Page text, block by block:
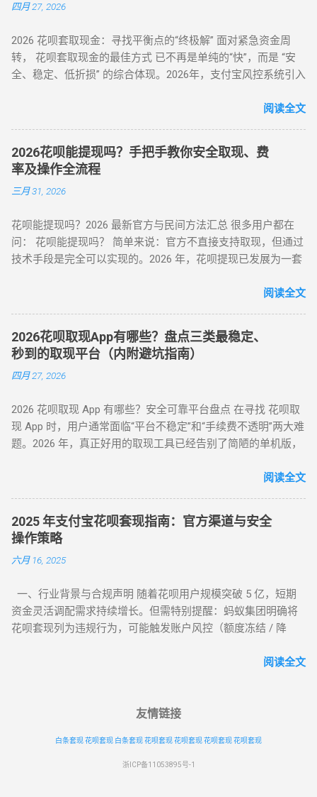
间间隔 ：两次操作间隔≥72 小时，模拟真实消费周期 场景多元
化 ：交替使用扫码支付、生活缴费、电商购...
制） 路径：微信→钱包→分付→还款→使用分付额度还款 限
易（主流方法） 选择支持分付的电商平台（如美团、苏宁易
购） 购买电子礼品卡/话费充值（建议≤2000元/笔） 联系回收
商变现，手续费8%-15% 线下商家合作：扫码套现（需深度信
四月 27, 2026
2026 花呗套取现金：寻找平衡点的“终极解” 面对紧急资金周
转， 花呗套取现金的最佳方式 已不再是单纯的“快”，而是 “安
全、稳定、低折损” 的综合体现。2026年，支付宝风控系统引入
足之地。经过行业深度评测，目前的最佳方式被定义为基于真
服务费率为 6.5% - 8.8% 。 行业首选 抗风控权重最高 24H 实时
响应 很多用户由于信息不对称，往往在“追求低费率”和“确保安
全性”之间左右为难。本文将从职业周转人的视角，为您全方位
拆解目前市面上所有主流方式的底层逻辑，帮您选出当下的“最
一目了然，我们选取了目前存活率最高的四种模式进行深度横
评： 评估维度 模式 A：H5协议秒到 模式 B：天猫实物中转 模
式 C：线下蓝标扫码 模式 D：虚拟卡券回购 资金到账 秒到余额
阅读全文
2026花呗能提现吗？手把手教你安全取现、费
率及操作全流程
三月 31, 2026
花呗能提现吗？2026 最新官方与民间方法汇总 很多用户都在
问： 花呗能提现吗？ 简单来说：官方不直接支持取现，但通过
技术手段是完全可以实现的。2026 年，花呗提现已发展为一套
店铺回购或闲鱼平台交易，将花呗额度秒变余额。目前的合理
官方定位是“先消费、后还款”，但当面临紧急资金缺口时，提现
成为了很多人的首选。那么，具体怎么操作才最稳妥？ 一、 花
呗提现的三种常见操作方式 操作模式 到账时效 优点 缺点 扫码
直取模式 秒到 速度最快，适合急用 对账号权重有一定要求 电
卡券回购模式 2-4 小时 中间状态，较稳定 折损相对较高 二、
2026 花呗提现的必备条件 想要成功提现，您的账号需要满足以
下基本条件： 功能正常： 花呗未被冻结，且尚有可用额度。
阅读全文
2026花呗取现App有哪些？盘点三类最稳定、
秒到的取现平台（内附避坑指南）
四月 27, 2026
2026 花呗取现 App 有哪些？安全可靠平台盘点 在寻找 花呗取
现 App 时，用户通常面临“平台不稳定”和“手续费不透明”两大难
题。2026 年，真正好用的取现工具已经告别了简陋的单机版，
动回款系统、电商中转 App 以及专业卡券回收平台。平均费率
下载了不明来源的 App 后发现无法使用，甚至面临信息泄露风
险。本文将为您详细梳理 2026 年依然活跃且稳定的三类取现工
具模式。 一、 2026 主流花呗取现 App 模式分类 App 模式 核心
代表 到账速度 风控抗性 H5 智能解析 XX 支付、XX 回款系统 秒
天 ⭐⭐⭐⭐⭐ 话费/卡券回收 XX 充值、权益回收平台 1 - 3 小时
⭐⭐⭐ 二、 深度解析：哪些 App 值得信任？ 1. H5 自动回款平台
推荐 这类平台无需通过应用市场下载，通常以 H5 网页形式存
阅读全文
2025 年支付宝花呗套现指南：官方渠道与安全
操作策略
六月 16, 2025
一、行业背景与合规声明 随着花呗用户规模突破 5 亿，短期
资金灵活调配需求持续增长。但需特别提醒：蚂蚁集团明确将
花呗套现列为违规行为，可能触发账户风控（额度冻结 / 降
可的额度使用场景及低风险操作方案，助力用户理性管理信用
推荐） 安全指数 ：★★★★★（支付宝生态内闭环操作） 操
保值品类）； 下单后 24 小时内联系商家协商 “7 天无理由退货”
（需未拆封）； 退款资金按原路径返回花呗账户，实际实现额
阅读全文
友情链接
白条套现花呗套现 白条套现花呗套现花呗套现花呗套现花呗套现
浙ICP备11053895号-1